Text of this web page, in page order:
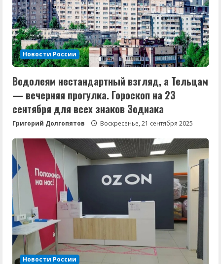
Новости России
Водолеям нестандартный взгляд, а Тельцам
— вечерняя прогулка. Гороскоп на 23
сентября для всех знаков Зодиака
Григорий Долгопятов Воскресенье, 21 сентября 2025
Новости России